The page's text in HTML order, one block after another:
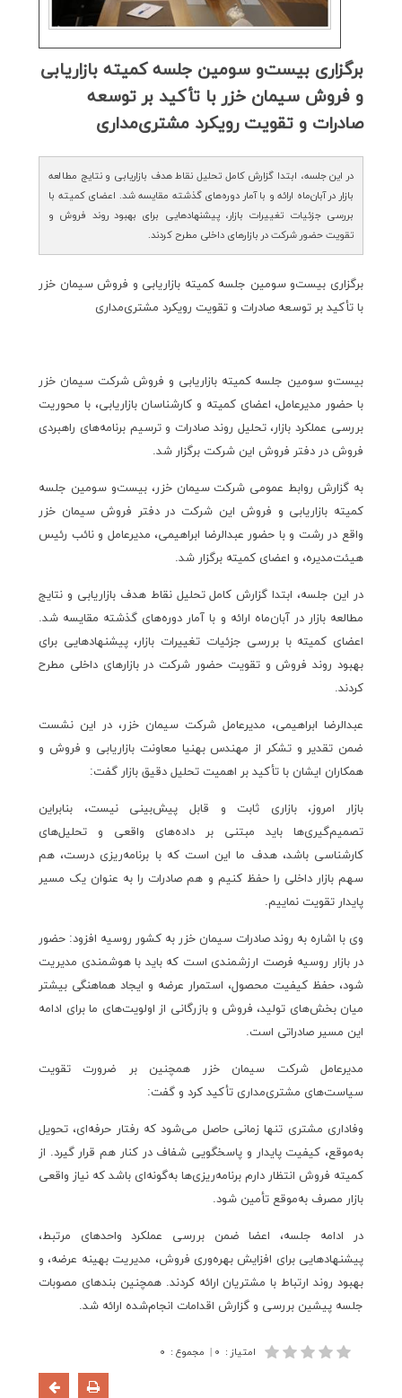
برگزاری بیست‌و سومین جلسه كمیته بازاریابی
و فروش سیمان خزر با تأكید بر توسعه
صادرات و تقویت رویكرد مشتری‌مداری
در این جلسه، ابتدا گزارش کامل تحلیل نقاط هدف بازاریابی و نتایج مطالعه
بازار در آبان‌ماه ارائه و با آمار دوره‌های گذشته مقایسه شد. اعضای کمیته با
بررسی جزئیات تغییرات بازار، پیشنهادهایی برای بهبود روند فروش و
تقویت حضور شرکت در بازارهای داخلی مطرح کردند.
برگزاری بیست‌و سومین جلسه کمیته بازاریابی و فروش سیمان خزر
با تأکید بر توسعه صادرات و تقویت رویکرد مشتری‌مداری
بیست‌و سومین جلسه کمیته بازاریابی و فروش شرکت سیمان خزر
با حضور مدیرعامل، اعضای کمیته و کارشناسان بازاریابی، با محوریت
بررسی عملکرد بازار، تحلیل روند صادرات و ترسیم برنامه‌های راهبردی
فروش در دفتر فروش این شرکت برگزار شد.
به گزارش روابط عمومی شرکت سیمان خزر، بیست‌و سومین جلسه
کمیته بازاریابی و فروش این شرکت در دفتر فروش سیمان خزر
واقع در رشت و با حضور عبدالرضا ابراهیمی، مدیرعامل و نائب رئیس
هیئت‌مدیره، و اعضای کمیته برگزار شد.
در این جلسه، ابتدا گزارش کامل تحلیل نقاط هدف بازاریابی و نتایج
مطالعه بازار در آبان‌ماه ارائه و با آمار دوره‌های گذشته مقایسه شد.
اعضای کمیته با بررسی جزئیات تغییرات بازار، پیشنهادهایی برای
بهبود روند فروش و تقویت حضور شرکت در بازارهای داخلی مطرح
کردند.
عبدالرضا ابراهیمی، مدیرعامل شرکت سیمان خزر، در این نشست
ضمن تقدیر و تشکر از مهندس بهنیا معاونت بازاریابی و فروش و
همکاران ایشان با تأکید بر اهمیت تحلیل دقیق بازار گفت:
بازار امروز، بازاری ثابت و قابل پیش‌بینی نیست، بنابراین
تصمیم‌گیری‌ها باید مبتنی بر داده‌های واقعی و تحلیل‌های
کارشناسی باشد، هدف ما این است که با برنامه‌ریزی درست، هم
سهم بازار داخلی را حفظ کنیم و هم صادرات را به عنوان یک مسیر
پایدار تقویت نماییم.
وی با اشاره به روند صادرات سیمان خزر به کشور روسیه افزود: حضور
در بازار روسیه فرصت ارزشمندی است که باید با هوشمندی مدیریت
شود، حفظ کیفیت محصول، استمرار عرضه و ایجاد هماهنگی بیشتر
میان بخش‌های تولید، فروش و بازرگانی از اولویت‌های ما برای ادامه
این مسیر صادراتی است.
مدیرعامل شرکت سیمان خزر همچنین بر ضرورت تقویت
سیاست‌های مشتری‌مداری تأکید کرد و گفت:
وفاداری مشتری تنها زمانی حاصل می‌شود که رفتار حرفه‌ای، تحویل
به‌موقع، کیفیت پایدار و پاسخگویی شفاف در کنار هم قرار گیرد. از
کمیته فروش انتظار دارم برنامه‌ریزی‌ها به‌گونه‌ای باشد که نیاز واقعی
بازار مصرف به‌موقع تأمین شود.
در ادامه جلسه، اعضا ضمن بررسی عملکرد واحدهای مرتبط،
پیشنهادهایی برای افزایش بهره‌وری فروش، مدیریت بهینه عرضه، و
بهبود روند ارتباط با مشتریان ارائه کردند. همچنین بندهای مصوبات
جلسه پیشین بررسی و گزارش اقدامات انجام‌شده ارائه شد.
امتیاز : ۰ | مجموع : ۰